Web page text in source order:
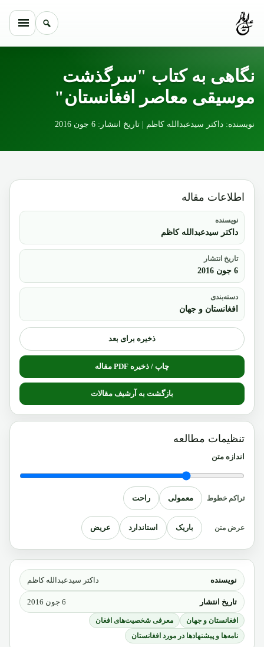
نگاهی به کتاب "سرگذشت
موسیقی معاصر افغانستان"
نویسنده: داکتر سیدعبدالله کاظم | تاریخ انتشار: 6 جون 2016
نویسنده داکتر سیدعبدالله کاظم
تاریخ انتشار 6 جون 2016
افغانستان و جهان
معرفی شخصیت‌های افغان
نامه‌ها و پیشنهادها در مورد افغانستان
اطلاعات مقاله
نویسنده
داکتر سیدعبدالله کاظم
تاریخ انتشار
6 جون 2016
دسته‌بندی
افغانستان و جهان
ذخیره برای بعد
چاپ / ذخیره PDF مقاله
بازگشت به آرشیف مقالات
تنظیمات مطالعه
اندازه متن
تراکم خطوط معمولی راحت
عرض متن باریک استاندارد عریض